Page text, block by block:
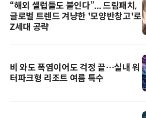
“해외 셀럽들도 붙인다”... 드림패치,
글로벌 트렌드 겨냥한 '모양반창고'로
Z세대 공략
비 와도 폭염이어도 걱정 끝…실내 워
터파크형 리조트 여름 특수